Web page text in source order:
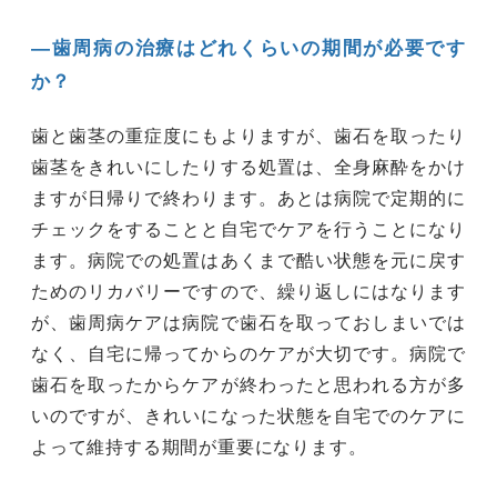
―歯周病の治療はどれくらいの期間が必要です
か？
歯と歯茎の重症度にもよりますが、歯石を取ったり
歯茎をきれいにしたりする処置は、全身麻酔をかけ
ますが日帰りで終わります。あとは病院で定期的に
チェックをすることと自宅でケアを行うことになり
ます。病院での処置はあくまで酷い状態を元に戻す
ためのリカバリーですので、繰り返しにはなります
が、歯周病ケアは病院で歯石を取っておしまいでは
なく、自宅に帰ってからのケアが大切です。病院で
歯石を取ったからケアが終わったと思われる方が多
いのですが、きれいになった状態を自宅でのケアに
よって維持する期間が重要になります。